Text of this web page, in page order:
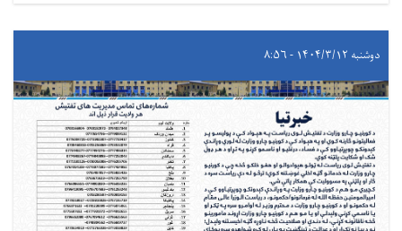
دوشنبه ۱۴۰۴/۳/۱۲ - ۸:۵۶